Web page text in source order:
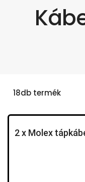
18db termék
2 x Molex